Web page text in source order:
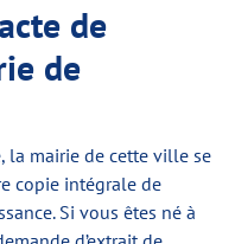
de
de
la mairie de cette ville se
copie intégrale de
Si vous êtes né à